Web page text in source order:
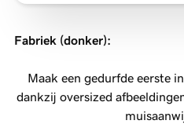
Fabriek (donker):
Maak een gedurfde eerste
dankzij oversized